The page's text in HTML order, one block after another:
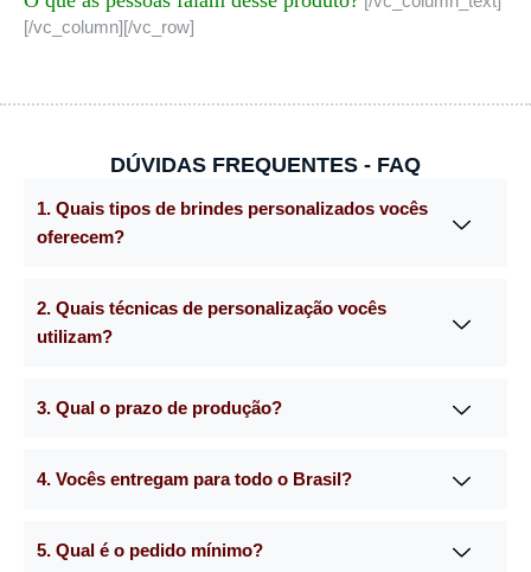
[/vc_column][/vc_row]
DÚVIDAS FREQUENTES - FAQ
1. Quais tipos de brindes personalizados vocês
oferecem?
2. Quais técnicas de personalização vocês
utilizam?
3. Qual o prazo de produção?
4. Vocês entregam para todo o Brasil?
5. Qual é o pedido mínimo?